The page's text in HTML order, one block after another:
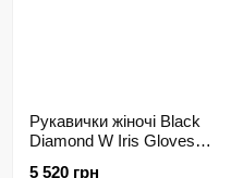
Рукавички жіночі Black
Diamond W Iris Gloves
5 520 грн